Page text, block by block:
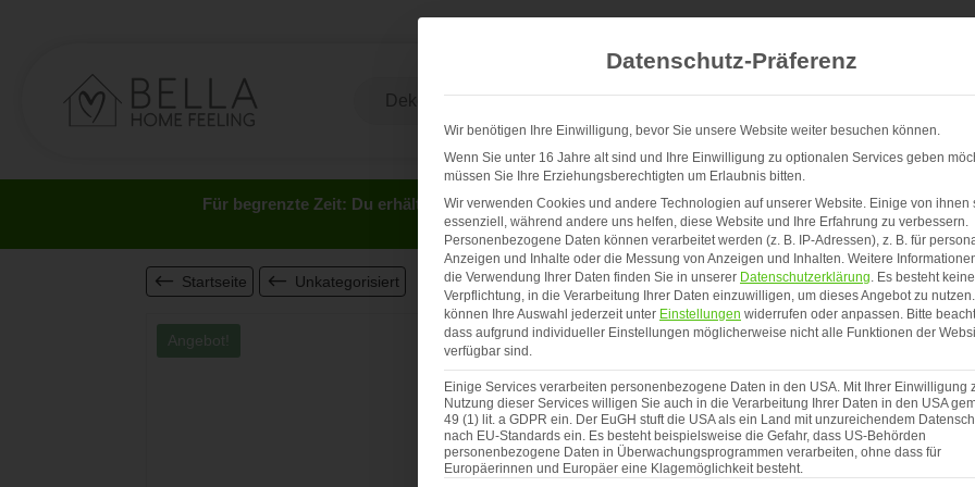
Für begrenzte Zeit: Du erhältst 5 Euro Rabatt auf deinen Einkauf von 20 Euro oder mehr! Verwende
*Einmalig einlösbar und nicht kombinierbar*
Startseite Unkategorisiert
Angebot!
Dekoset
Lichtkugel
79,95€
Preis
war:
69,95€
inkl. 19 % MwSt.
Lieferzeit:
Datenschutz-Präferenz
Wir benötigen Ihre Einwilligung, bevor Sie unsere Website weiter besuchen können.
Wenn Sie unter 16 Jahre alt sind und Ihre Einwilligung zu optionalen Services geben
müssen Sie Ihre Erziehungsberechtigten um Erlaubnis bitten.
Wir verwenden Cookies und andere Technologien auf unserer Website. Einige von ihnen
essenziell, während andere uns helfen, diese Website und Ihre Erfahrung zu verbessern.
Personenbezogene Daten können verarbeitet werden (z. B. IP-Adressen), z. B. für
Anzeigen und Inhalte oder die Messung von Anzeigen und Inhalten. Weitere
die Verwendung Ihrer Daten finden Sie in unserer Datenschutzerklärung. Es besteht keine
Verpflichtung, in die Verarbeitung Ihrer Daten einzuwilligen, um dieses Angebot zu nutzen.
können Ihre Auswahl jederzeit unter Einstellungen widerrufen oder anpassen. Bitte
dass aufgrund individueller Einstellungen möglicherweise nicht alle Funktionen der
verfügbar sind.
Einige Services verarbeiten personenbezogene Daten in den USA. Mit Ihrer Einwilligung
Nutzung dieser Services willigen Sie auch in die Verarbeitung Ihrer Daten in den USA
49 (1) lit. a GDPR ein. Der EuGH stuft die USA als ein Land mit unzureichendem
nach EU-Standards ein. Es besteht beispielsweise die Gefahr, dass US-Behörden
personenbezogene Daten in Überwachungsprogrammen verarbeiten, ohne dass für
Europäerinnen und Europäer eine Klagemöglichkeit besteht.